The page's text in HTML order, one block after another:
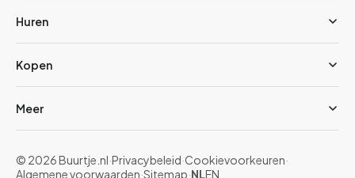
Huren
Kopen
Meer
© 2026 Buurtje.nl·Privacybeleid·Cookievoorkeuren·
Algemene voorwaarden·Sitemap·NLEN